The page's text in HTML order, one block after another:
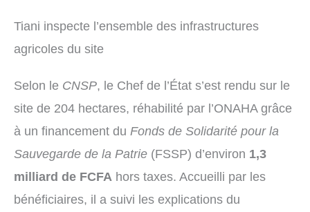
Tiani inspecte l’ensemble des infrastructures
agricoles du site
Selon le CNSP, le Chef de l’État s’est rendu sur le
site de 204 hectares, réhabilité par l’ONAHA grâce
à un financement du Fonds de Solidarité pour la
Sauvegarde de la Patrie (FSSP) d’environ 1,3
milliard de FCFA hors taxes. Accueilli par les
bénéficiaires, il a suivi les explications du